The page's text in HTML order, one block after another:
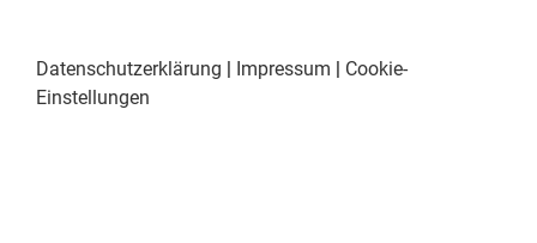
Datenschutzerklärung Impressum
Cookie-
Einstellungen